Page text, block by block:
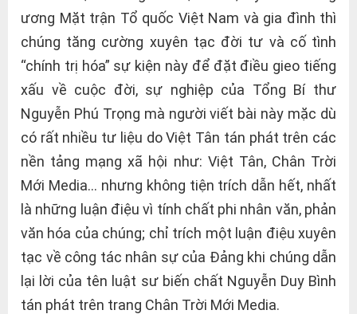
ương Mặt trận Tổ quốc Việt Nam và gia đình thì
chúng tăng cường xuyên tạc đời tư và cố tình
“chính trị hóa” sự kiện này để đặt điều gieo tiếng
xấu về cuộc đời, sự nghiệp của Tổng Bí thư
Nguyễn Phú Trọng mà người viết bài này mặc dù
có rất nhiều tư liệu do Việt Tân tán phát trên các
nền tảng mạng xã hội như: Việt Tân, Chân Trời
Mới Media… nhưng không tiện trích dẫn hết, nhất
là những luận điệu vì tính chất phi nhân văn, phản
văn hóa của chúng; chỉ trích một luận điệu xuyên
tạc về công tác nhân sự của Đảng khi chúng dẫn
lại lời của tên luật sư biến chất Nguyễn Duy Bình
tán phát trên trang Chân Trời Mới Media.